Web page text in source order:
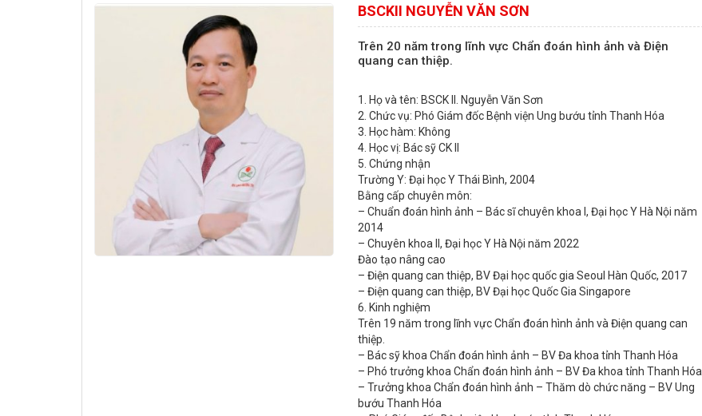
BSCKII NGUYỄN VĂN SƠN
Trên 20 năm trong lĩnh vực Chẩn đoán hình ảnh và Điện
quang can thiệp.
1. Họ và tên: BSCK II. Nguyễn Văn Sơn
2. Chức vụ: Phó Giám đốc Bệnh viện Ung bướu tỉnh Thanh Hóa
3. Học hàm: Không
4. Học vị: Bác sỹ CK II
5. Chứng nhận
Trường Y: Đại học Y Thái Bình, 2004
Bằng cấp chuyên môn:
– Chuẩn đoán hình ảnh – Bác sĩ chuyên khoa I, Đại học Y Hà Nội năm
2014
– Chuyên khoa II, Đại học Y Hà Nội năm 2022
Đào tạo nâng cao
– Điện quang can thiệp, BV Đại học quốc gia Seoul Hàn Quốc, 2017
– Điện quang can thiệp, BV Đại học Quốc Gia Singapore
6. Kinh nghiệm
Trên 19 năm trong lĩnh vực Chẩn đoán hình ảnh và Điện quang can
thiệp.
– Bác sỹ khoa Chẩn đoán hình ảnh – BV Đa khoa tỉnh Thanh Hóa
– Phó trưởng khoa Chẩn đoán hình ảnh – BV Đa khoa tỉnh Thanh Hóa
– Trưởng khoa Chẩn đoán hình ảnh – Thăm dò chức năng – BV Ung
bướu Thanh Hóa